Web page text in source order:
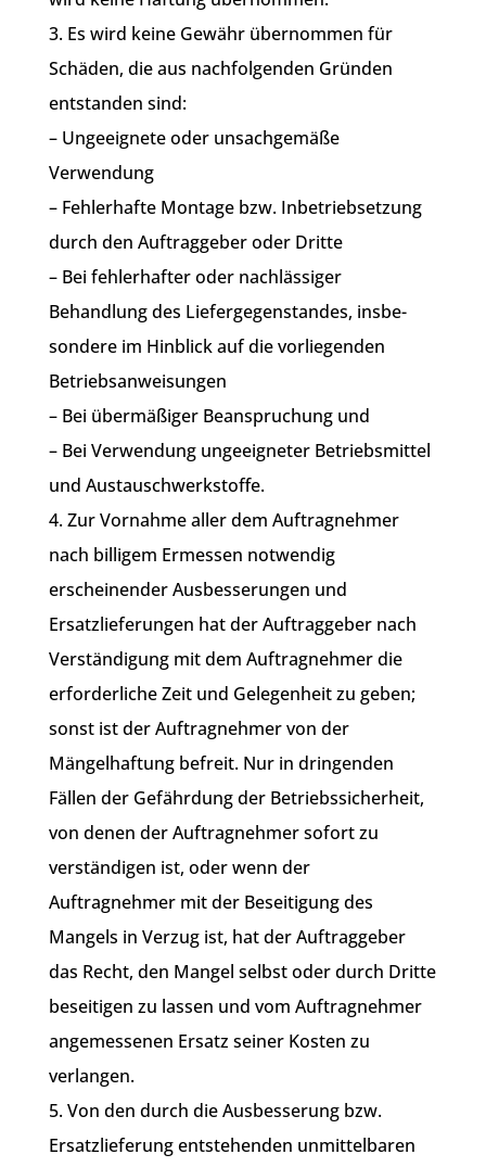
3. Es wird keine Gewähr übernommen für
Schäden, die aus nachfolgenden Gründen
entstanden sind:
– Ungeeignete oder unsachgemäße
Verwendung
– Fehlerhafte Montage bzw. Inbetriebsetzung
durch den Auftraggeber oder Dritte
– Bei fehlerhafter oder nachlässiger
Behandlung des Liefergegenstandes, insbe-
sondere im Hinblick auf die vorliegenden
Betriebsanweisungen
– Bei übermäßiger Beanspruchung und
– Bei Verwendung ungeeigneter Betriebsmittel
und Austauschwerkstoffe.
4. Zur Vornahme aller dem Auftragnehmer
nach billigem Ermessen notwendig
erscheinender Ausbesserungen und
Ersatzlieferungen hat der Auftraggeber nach
Verständigung mit dem Auftragnehmer die
erforderliche Zeit und Gelegenheit zu geben;
sonst ist der Auftragnehmer von der
Mängelhaftung befreit. Nur in dringenden
Fällen der Gefährdung der Betriebssicherheit,
von denen der Auftragnehmer sofort zu
verständigen ist, oder wenn der
Auftragnehmer mit der Beseitigung des
Mangels in Verzug ist, hat der Auftraggeber
das Recht, den Mangel selbst oder durch Dritte
beseitigen zu lassen und vom Auftragnehmer
angemessenen Ersatz seiner Kosten zu
verlangen.
5. Von den durch die Ausbesserung bzw.
Ersatzlieferung entstehenden unmittelbaren